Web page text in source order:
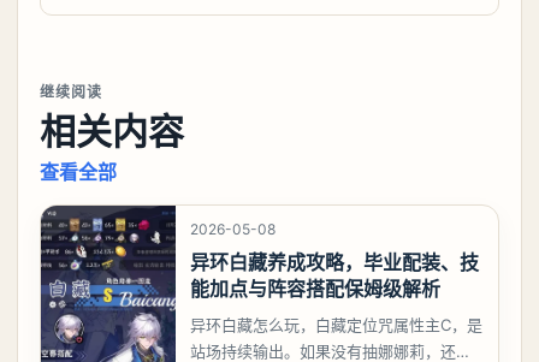
继续阅读
相关内容
查看全部
2026-05-08
异环白藏养成攻略，毕业配装、技
能加点与阵容搭配保姆级解析
异环白藏怎么玩，白藏定位咒属性主C，是
站场持续输出。如果没有抽娜娜莉，还没